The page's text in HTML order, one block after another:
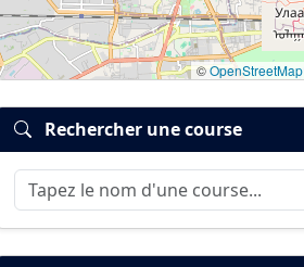
©OpenStreetMap
Rechercher une course